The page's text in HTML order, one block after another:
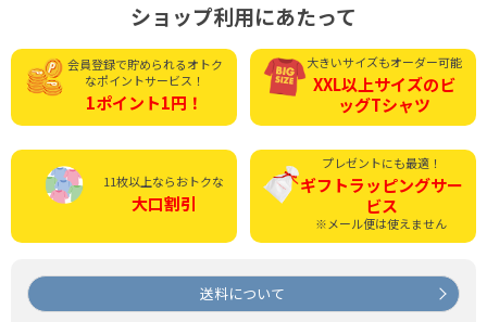
ショップ利用にあたって
会員登録で貯められるオトク
なポイントサービス！
1ポイント1円！
大きいサイズもオーダー可能
XXL以上サイズのビ
ッグTシャツ
11枚以上ならおトクな
大口割引
プレゼントにも最適！
ギフトラッピングサー
ビス
※メール便は使えません
送料について